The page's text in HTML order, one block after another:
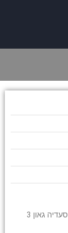
בניית ציפורניים בקריות – 054-4877716 – סעדיה גאון 3